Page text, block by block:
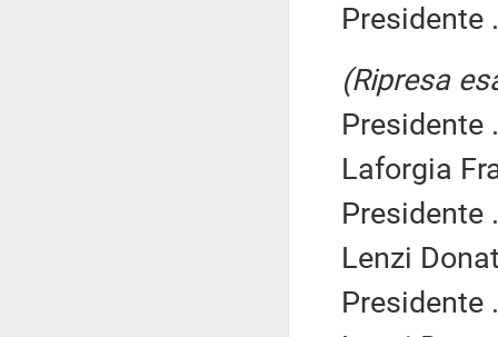
Presidente
(Ripresa
Presidente
Laforgia
Presidente
Lenzi
Presidente